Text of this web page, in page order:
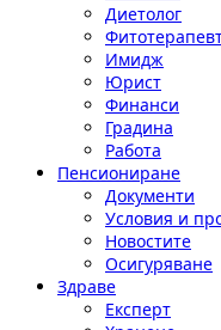
Диетолог
Имидж
Юрист
Финанси
Градина
Работа
Пенсиониране
Документи
Условия и
Новостите
Осигуряване
Здраве
Експерт